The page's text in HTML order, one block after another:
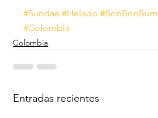
#Sundae #Helado #BonBonBum
#Colombia
Colombia
Entradas recientes